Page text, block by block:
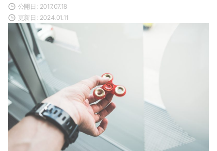
公開日: 2017.07.18
更新日: 2024.01.11